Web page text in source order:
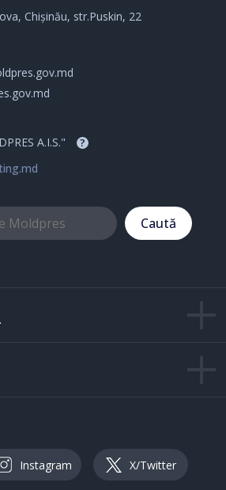
Chișinău, str.Puskin, 22
A.I.S." ?
Caută
Instagram X/Twitter